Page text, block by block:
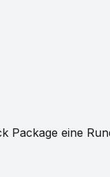
Package eine